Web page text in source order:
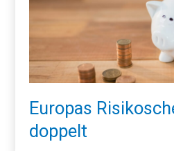
Europas
doppelt